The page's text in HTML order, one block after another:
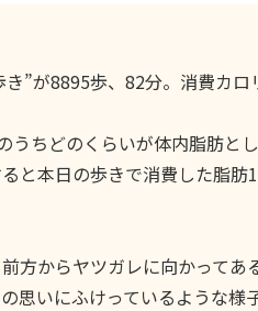
”が8895歩、82分。消費カ
ちどのくらいが体内脂肪と
と本日の歩きで消費した脂
方からヤツガレに向かってあ
思いにふけっているような様子